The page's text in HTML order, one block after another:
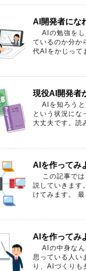
AI開発者にな
AIの勉強をし
ているのか分か
代AIをかじって
現役AI開発者
AIを知ろうと
という状況にな
大丈夫です。読
AIを作ってみ
この記事では
説していきま
けてみます。
AIを作ってみ
AIの中身なん
思っている人い
り、AIづくり